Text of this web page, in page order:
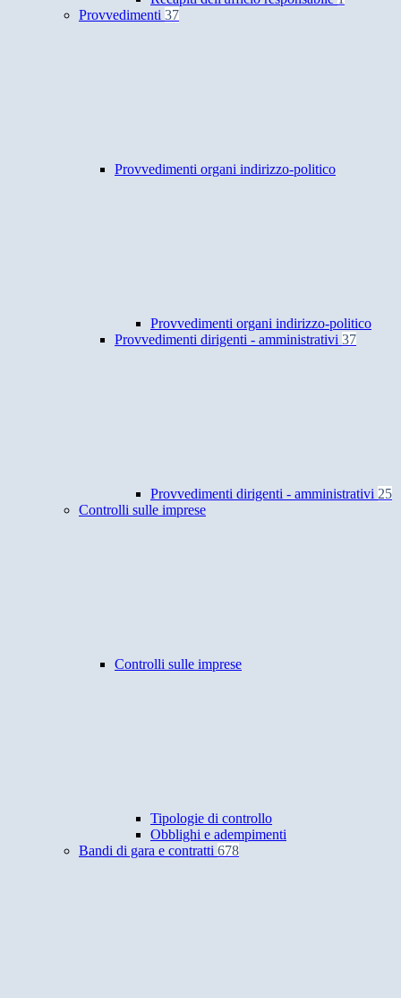
Provvedimenti 37
Provvedimenti organi indirizzo-politico
Provvedimenti organi indirizzo-politico
Provvedimenti dirigenti - amministrativi 37
Provvedimenti dirigenti - amministrativi 25
Controlli sulle imprese
Controlli sulle imprese
Tipologie di controllo
Obblighi e adempimenti
Bandi di gara e contratti 678